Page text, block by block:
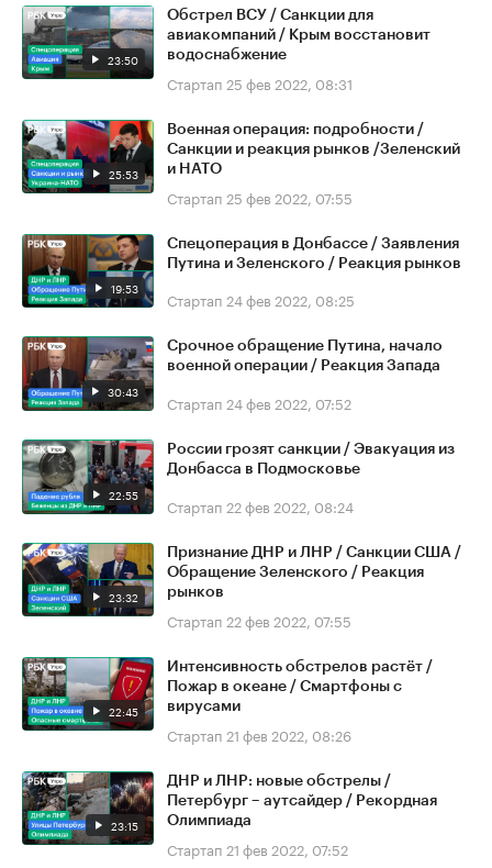
23:50
Обстрел ВСУ / Санкции для
авиакомпаний / Крым восстановит
водоснабжение
Стартап 25 фев 2022, 08:31
25:53
Военная операция: подробности /
Санкции и реакция рынков /Зеленский
и НАТО
Стартап 25 фев 2022, 07:55
19:53
Спецоперация в Донбассе / Заявления
Путина и Зеленского / Реакция рынков
Стартап 24 фев 2022, 08:25
30:43
Срочное обращение Путина, начало
военной операции / Реакция Запада
Стартап 24 фев 2022, 07:52
22:55
России грозят санкции / Эвакуация из
Донбасса в Подмосковье
Стартап 22 фев 2022, 08:24
23:32
Признание ДНР и ЛНР / Санкции США /
Обращение Зеленского / Реакция
рынков
Стартап 22 фев 2022, 07:55
22:45
Интенсивность обстрелов растёт /
Пожар в океане / Смартфоны с
вирусами
Стартап 21 фев 2022, 08:26
23:15
ДНР и ЛНР: новые обстрелы /
Петербург – аутсайдер / Рекордная
Олимпиада
Стартап 21 фев 2022, 07:52